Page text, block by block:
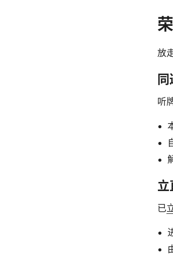
放
听
立
已